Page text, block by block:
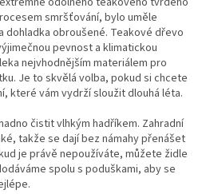
smršťování, bylo uměle
dohladka obroušené. Teakové dřevo
pevnost a klimatickou
nejvhodnějším materiálem pro
Je to skvělá volba, pokud si chcete
které vám vydrží sloužit dlouhá léta.
čistit vlhkým hadříkem. Zahradní
takže se dají bez námahy přenášet
je právě nepoužíváte, můžete židle
spolu s poduškami, aby se